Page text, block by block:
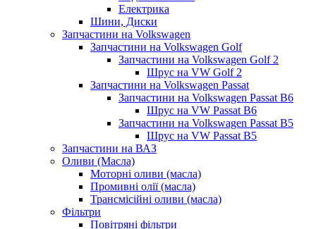
Електрика
Шини, Диски
Запчастини на Volkswagen
Запчастини на Volkswagen Golf
Запчастини на Volkswagen Golf 2
Шрус на VW Golf 2
Запчастини на Volkswagen Passat
Запчастини на Volkswagen Passat B6
Шрус на VW Passat B6
Запчастини на Volkswagen Passat B5
Шрус на VW Passat B5
Запчастини на ВАЗ
Оливи (Масла)
Моторні оливи (масла)
Промивні олії (масла)
Трансмісійні оливи (масла)
Фільтри
Повітряні фільтри